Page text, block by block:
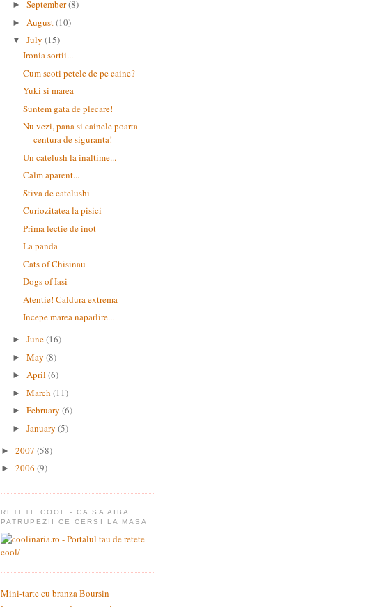
► September(8)
► August(10)
▼ July (15)
Ironia sortii...
Cum scoti petele de pe caine?
Yuki si marea
Suntem gata de plecare!
Nu vezi, pana si cainele poarta
centura de siguranta!
Un catelush la inaltime...
Calm aparent...
Stiva de catelushi
Curiozitatea la pisici
Prima lectie de inot
La panda
Cats of Chisinau
Dogs of Iasi
Atentie! Caldura extrema
Incepe marea naparlire...
► June(16)
► May (8)
► April (6)
► March (11)
► February (6)
► January (5)
► 2007 (58)
► 2006 (9)
RETETE COOL - CA SA AIBA
PATRUPEZII CE CERSI LA MASA
Mini-tarte cu branza Boursin